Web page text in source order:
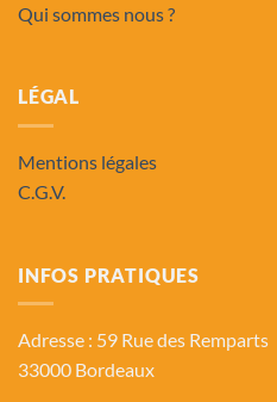
Qui sommes nous ?
LÉGAL
Mentions légales
C.G.V.
INFOS PRATIQUES
Adresse : 59 Rue des Remparts
33000 Bordeaux